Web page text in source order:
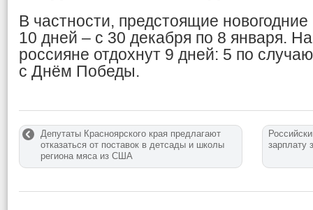
В частности, предстоящие
10 дней – с 30 декабря по 8 января.
россияне отдохнут 9 дней: 5 по
с Днём Победы.
Депутаты Красноярского края предлагают
отказаться от поставок в детсады и школы
региона мяса из США
зарплату